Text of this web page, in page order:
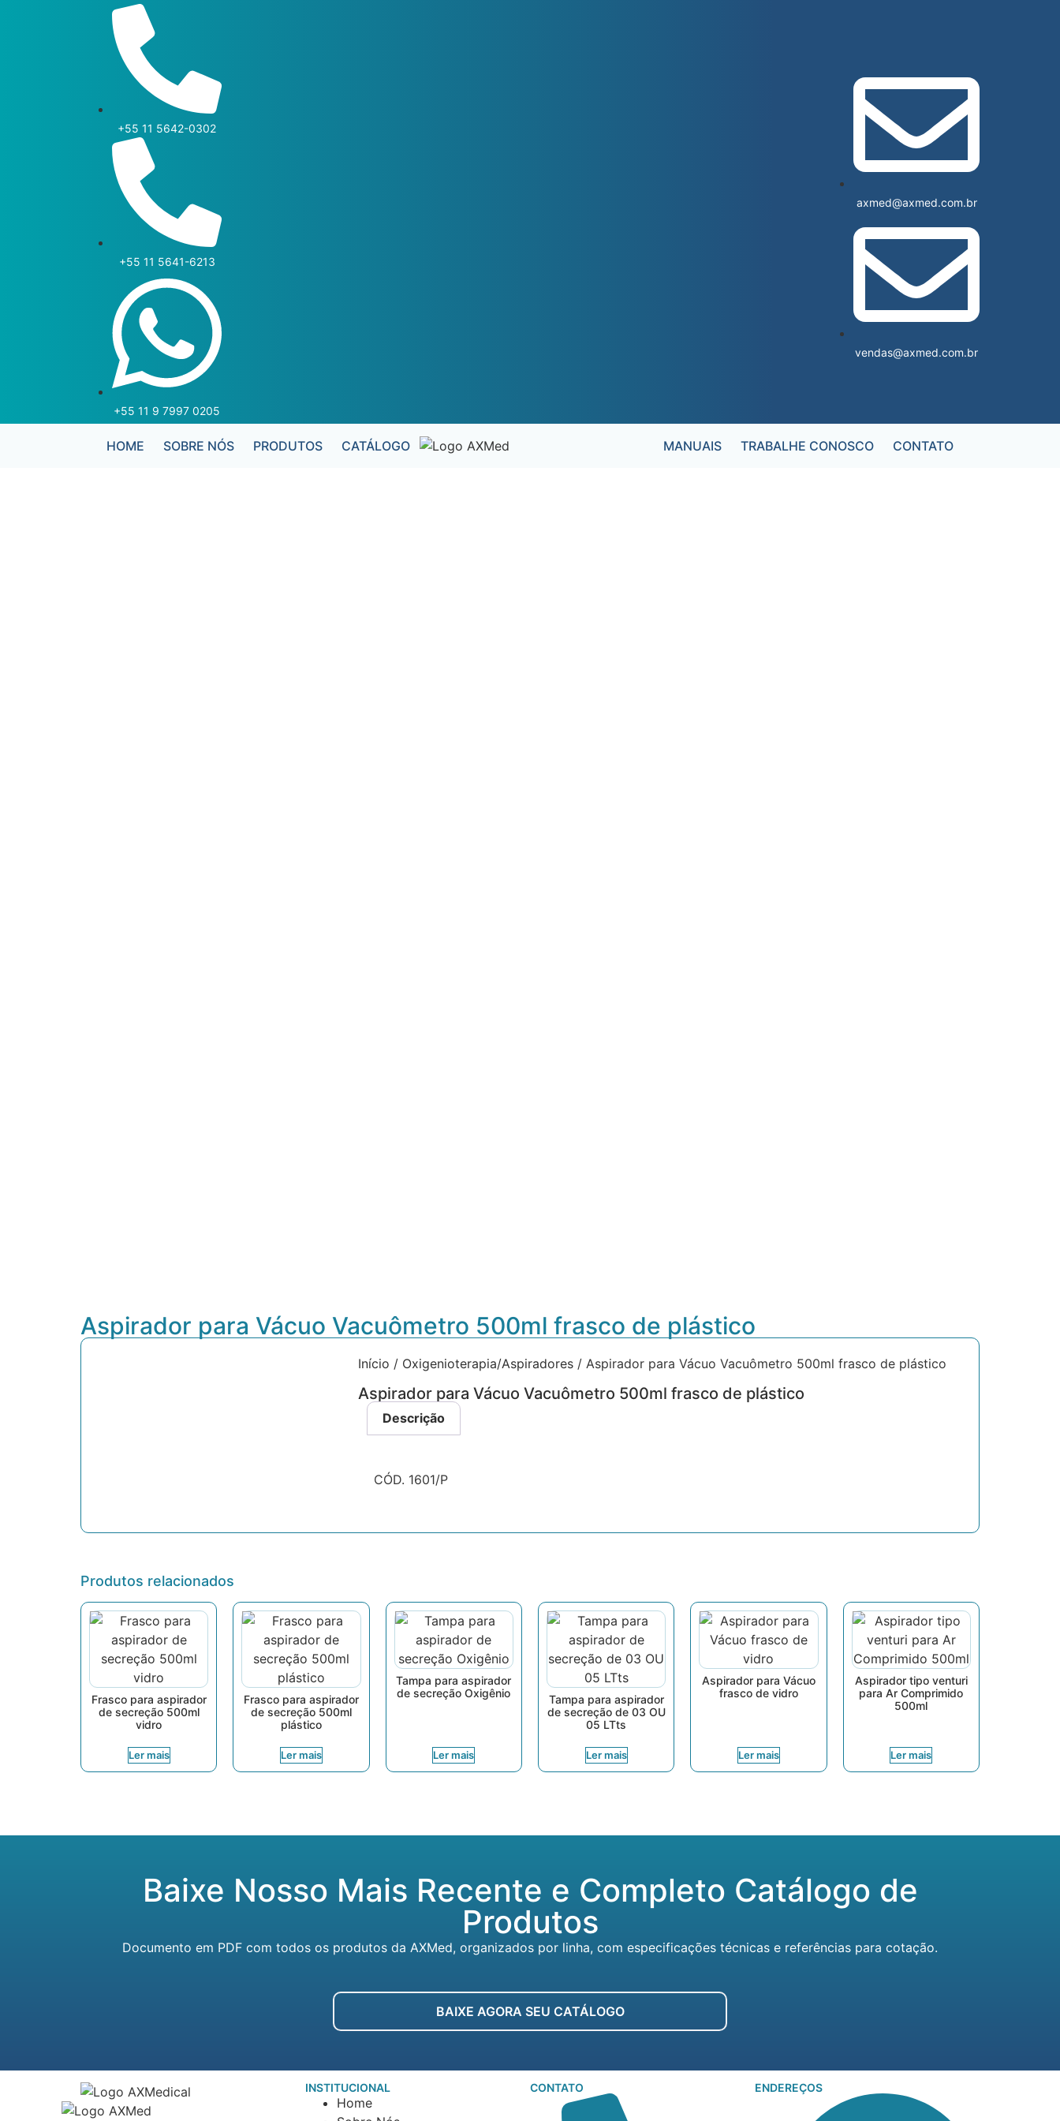
+55 11 5642-0302
+55 11 5641-6213
+55 11 9 7997 0205
axmed@axmed.com.br
vendas@axmed.com.br
HOME SOBRE NÓS PRODUTOS CATÁLOGO MANUAIS TRABALHE CONOSCO CONTATO
Aspirador para Vácuo Vacuômetro 500ml frasco de plástico
Início / Oxigenioterapia/Aspiradores/ Aspirador para Vácuo Vacuômetro 500ml frasco de plástico
Aspirador para Vácuo Vacuômetro 500ml frasco de plástico
Descrição
CÓD. 1601/P
Produtos relacionados
Frasco para aspirador
de secreção 500ml
vidro
Ler mais
Frasco para aspirador
de secreção 500ml
plástico
Ler mais
Tampa para aspirador
de secreção Oxigênio
Ler mais
Tampa para aspirador
de secreção de 03 OU
05 LTts
Ler mais
Aspirador para Vácuo
frasco de vidro
Ler mais
Aspirador tipo venturi
para Ar Comprimido
500ml
Ler mais
Baixe Nosso Mais Recente e Completo Catálogo de
Produtos
Documento em PDF com todos os produtos da AXMed, organizados por linha, com especificações técnicas e referências para cotação.
BAIXE AGORA SEU CATÁLOGO
INSTITUCIONAL
Home
CONTATO ENDEREÇOS